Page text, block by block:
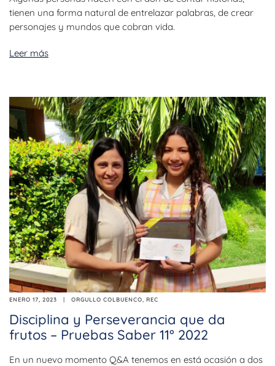
tienen una forma natural de entrelazar palabras, de crear
personajes y mundos que cobran vida.
Leer más
ENERO 17, 2023 ORGULLO COLBUENCO REC
Disciplina y Perseverancia que da
frutos – Pruebas Saber 11° 2022
En un nuevo momento Q&A tenemos en está ocasión a dos